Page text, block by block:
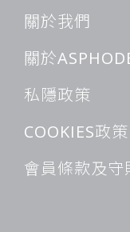
服務優勢
無時段限制
也可以根據自己的行
進行全身脫毛每次接
多個部位進行脫毛治
用。這種不限部位數
關於我們
關於
私隱政策
COOKIES政策
會員條款及守